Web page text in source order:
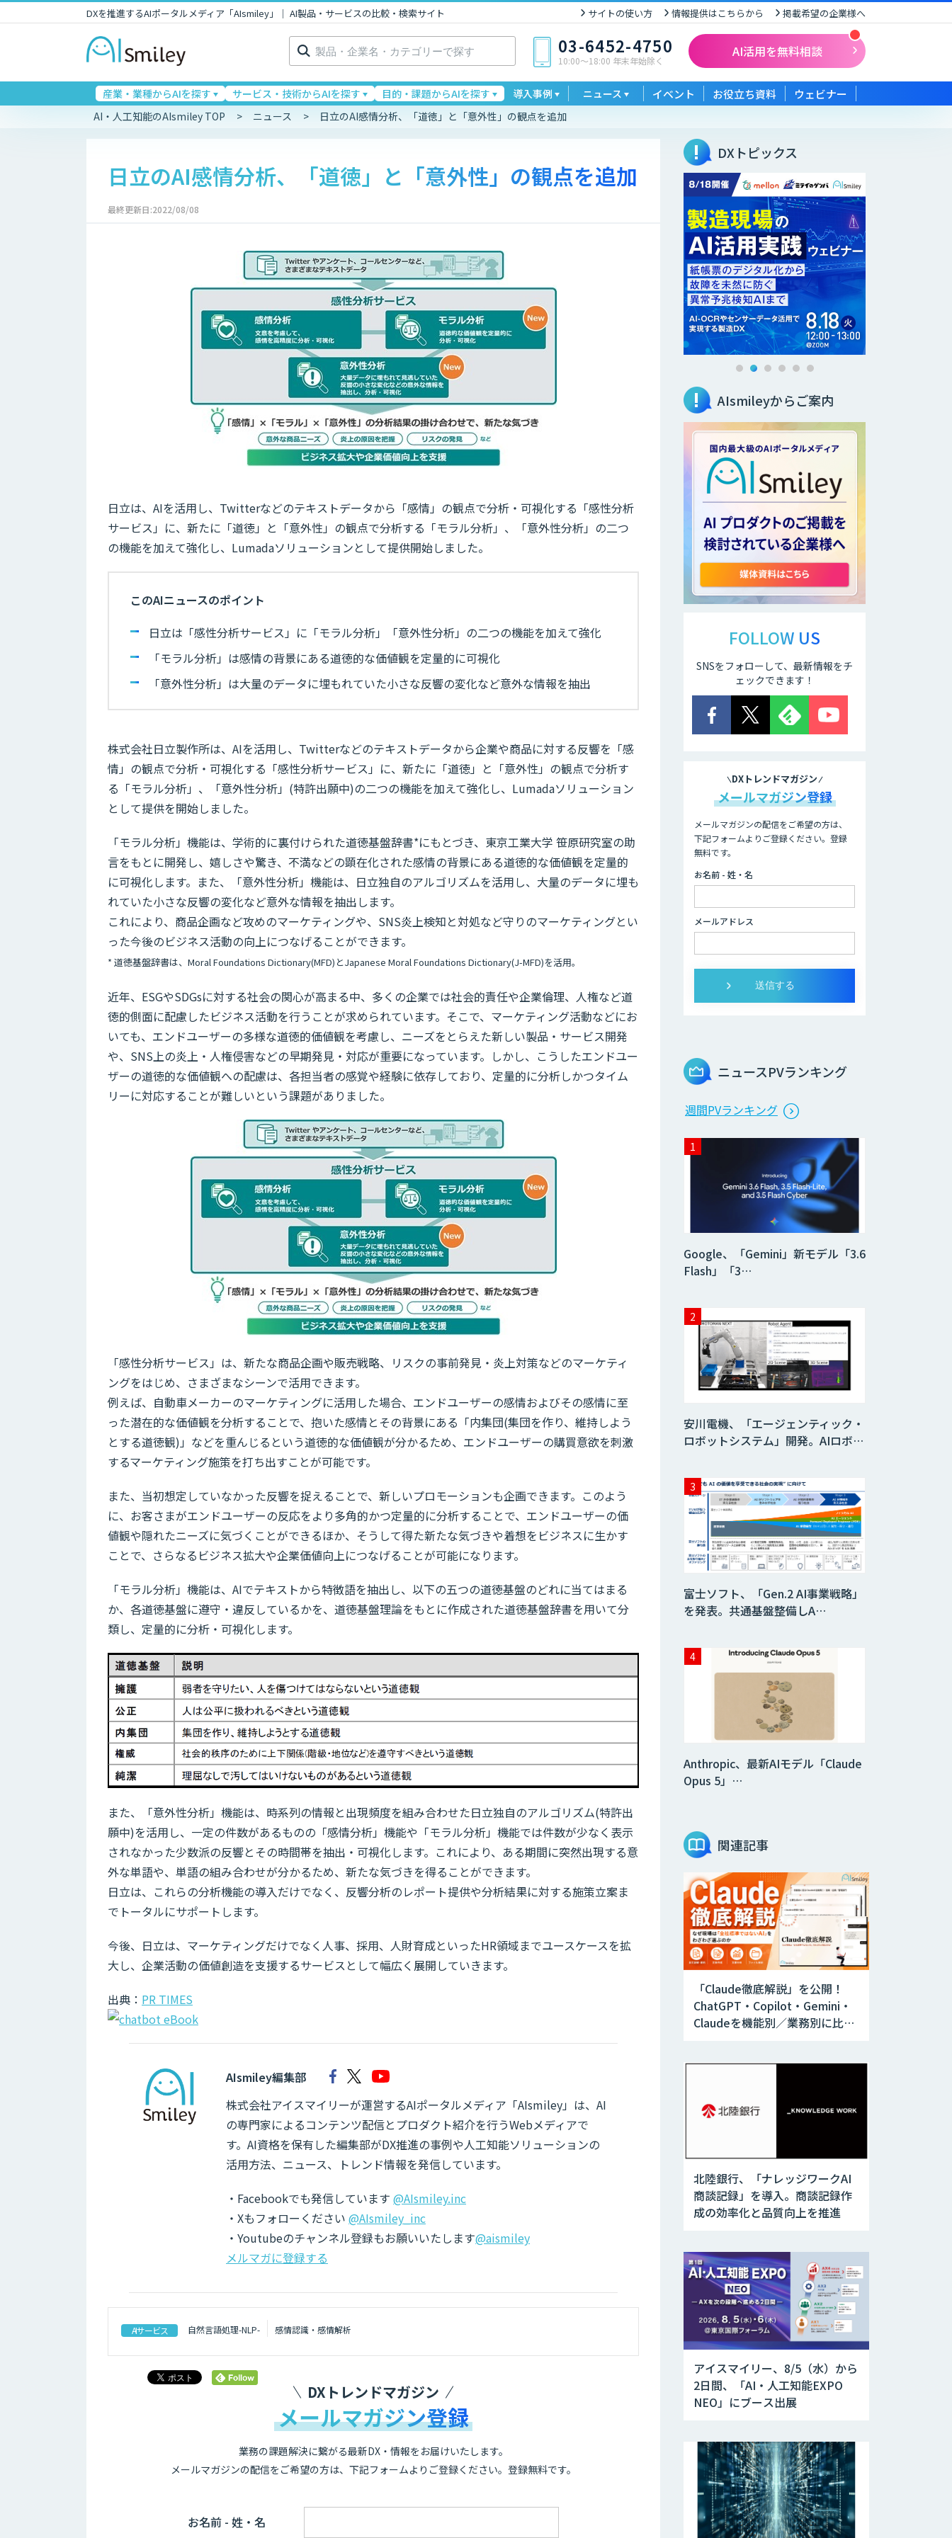
DXを推進するAIポータルメディア「AIsmiley」｜ AI製品・サービスの比較・検索サイト サイトの使い方 情報提供はこちらから 掲載希望の企業様へ
検
索: 03-6452-4750
10:00〜18:00 年末年始除く
AI活用を無料相談
産業・業種からAIを探す サービス・技術からAIを探す 目的・課題からAIを探す 導入事例 ニュース イベント お役立ち資料 ウェビナー
AI・人工知能のAIsmiley TOP ニュース 日立のAI感情分析、「道徳」と「意外性」の観点を追加
日立のAI感情分析、「道徳」と「意外性」の観点を追加
最終更新日:2022/08/08
日立は、AIを活用し、Twitterなどのテキストデータから「感情」の観点で分析・可視化する「感性分析
サービス」に、新たに「道徳」と「意外性」の観点で分析する「モラル分析」、「意外性分析」の二つ
の機能を加えて強化し、Lumadaソリューションとして提供開始しました。
このAIニュースのポイント
日立は「感性分析サービス」に「モラル分析」「意外性分析」の二つの機能を加えて強化
「モラル分析」は感情の背景にある道徳的な価値観を定量的に可視化
「意外性分析」は大量のデータに埋もれていた小さな反響の変化など意外な情報を抽出
株式会社日立製作所は、AIを活用し、Twitterなどのテキストデータから企業や商品に対する反響を「感
情」の観点で分析・可視化する「感性分析サービス」に、新たに「道徳」と「意外性」の観点で分析す
る「モラル分析」、「意外性分析」(特許出願中)の二つの機能を加えて強化し、Lumadaソリューション
として提供を開始しました。
「モラル分析」機能は、学術的に裏付けられた道徳基盤辞書*にもとづき、東京工業大学 笹原研究室の助
言をもとに開発し、嬉しさや驚き、不満などの顕在化された感情の背景にある道徳的な価値観を定量的
に可視化します。また、「意外性分析」機能は、日立独自のアルゴリズムを活用し、大量のデータに埋も
れていた小さな反響の変化など意外な情報を抽出します。
これにより、商品企画など攻めのマーケティングや、SNS炎上検知と対処など守りのマーケティングとい
った今後のビジネス活動の向上につなげることができます。
* 道徳基盤辞書は、Moral Foundations Dictionary(MFD)とJapanese Moral Foundations Dictionary(J-MFD)を活用。
近年、ESGやSDGsに対する社会の関心が高まる中、多くの企業では社会的責任や企業倫理、人権など道
徳的側面に配慮したビジネス活動を行うことが求められています。そこで、マーケティング活動などにお
いても、エンドユーザーの多様な道徳的価値観を考慮し、ニーズをとらえた新しい製品・サービス開発
や、SNS上の炎上・人権侵害などの早期発見・対応が重要になっています。しかし、こうしたエンドユー
ザーの道徳的な価値観への配慮は、各担当者の感覚や経験に依存しており、定量的に分析しかつタイム
リーに対応することが難しいという課題がありました。
「感性分析サービス」は、新たな商品企画や販売戦略、リスクの事前発見・炎上対策などのマーケティ
ングをはじめ、さまざまなシーンで活用できます。
例えば、自動車メーカーのマーケティングに活用した場合、エンドユーザーの感情およびその感情に至
った潜在的な価値観を分析することで、抱いた感情とその背景にある「内集団(集団を作り、維持しよう
とする道徳観)」などを重んじるという道徳的な価値観が分かるため、エンドユーザーの購買意欲を刺激
するマーケティング施策を打ち出すことが可能です。
また、当初想定していなかった反響を捉えることで、新しいプロモーションも企画できます。このよう
に、お客さまがエンドユーザーの反応をより多角的かつ定量的に分析することで、エンドユーザーの価
値観や隠れたニーズに気づくことができるほか、そうして得た新たな気づきや着想をビジネスに生かす
ことで、さらなるビジネス拡大や企業価値向上につなげることが可能になります。
「モラル分析」機能は、AIでテキストから特徴語を抽出し、以下の五つの道徳基盤のどれに当てはまる
か、各道徳基盤に遵守・違反しているかを、道徳基盤理論をもとに作成された道徳基盤辞書を用いて分
類し、定量的に分析・可視化します。
また、「意外性分析」機能は、時系列の情報と出現頻度を組み合わせた日立独自のアルゴリズム(特許出
願中)を活用し、一定の件数があるものの「感情分析」機能や「モラル分析」機能では件数が少なく表示
されなかった少数派の反響とその時間帯を抽出・可視化します。これにより、ある期間に突然出現する意
外な単語や、単語の組み合わせが分かるため、新たな気づきを得ることができます。
日立は、これらの分析機能の導入だけでなく、反響分析のレポート提供や分析結果に対する施策立案ま
でトータルにサポートします。
今後、日立は、マーケティングだけでなく人事、採用、人財育成といったHR領域までユースケースを拡
大し、企業活動の価値創造を支援するサービスとして幅広く展開していきます。
出典： PR TIMES
AIsmiley編集部
株式会社アイスマイリーが運営するAIポータルメディア「AIsmiley」は、AI
の専門家によるコンテンツ配信とプロダクト紹介を行うWebメディアで
す。AI資格を保有した編集部がDX推進の事例や人工知能ソリューションの
活用方法、ニュース、トレンド情報を発信しています。
・Facebookでも発信しています @AIsmiley.inc
・Xもフォローください @AIsmiley_inc
・Youtubeのチャンネル登録もお願いいたします@aismiley
メルマガに登録する
AIサービス 自然言語処理-NLP- 感情認識・感情解析
DXトレンドマガジン
メールマガジン登録
業務の課題解決に繋がる最新DX・情報をお届けいたします。
メールマガジンの配信をご希望の方は、下記フォームよりご登録ください。登録無料です。
お名前 - 姓・名
DXトピックス
AIsmileyからご案内
FOLLOW US
SNSをフォローして、最新情報をチ
ェックできます！
DXトレンドマガジン
メールマガジン登録
メールマガジンの配信をご希望の方は、
下記フォームよりご登録ください。登録
無料です。
お名前 - 姓・名
メールアドレス
ニュースPVランキング
週間PVランキング
Google、「Gemini」新モデル「3.6
Flash」「3…
安川電機、「エージェンティック・
ロボットシステム」開発。AIロボ…
富士ソフト、「Gen.2 AI事業戦略」
を発表。共通基盤整備しA…
Anthropic、最新AIモデル「Claude
Opus 5」…
関連記事
「Claude徹底解説」を公開！
ChatGPT・Copilot・Gemini・
Claudeを機能別／業務別に比較
北陸銀行、「ナレッジワークAI
商談記録」を導入。商談記録作
成の効率化と品質向上を推進
アイスマイリー、8/5（水）から
2日間、「AI・人工知能EXPO
NEO」にブース出展